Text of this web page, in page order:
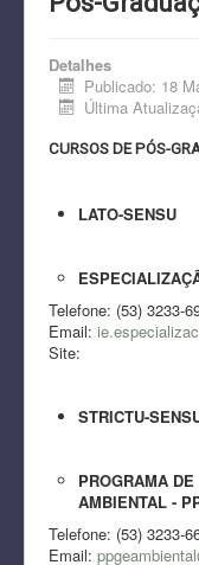
DOCUMENTOS
PROJETOS
Detalhes
Publicado: 18
Última
CURSOS DE PÓS-
LATO-SENSU
Telefone: (53) 3233-
Email:
Site:
STRICTU-
PROGRAMA
AMBIENTAL -
Telefone: (53) 3233-
Email: